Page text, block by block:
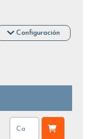
Configuración